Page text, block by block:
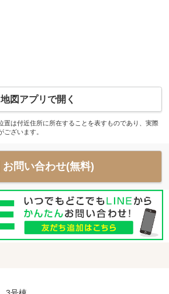
地図アプリで開く
は付近住所に所在することを表すものであり、実際
ざいます。
お問い合わせ(無料)